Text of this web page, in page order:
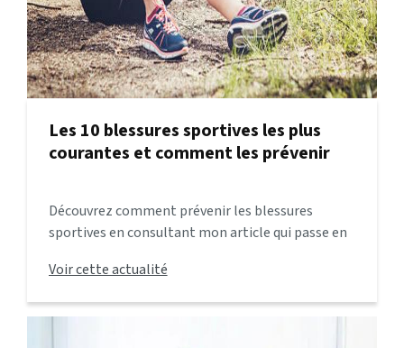
Les 10 blessures sportives les plus
courantes et comment les prévenir
Découvrez comment prévenir les blessures
sportives en consultant mon article qui passe en
fournit des conseils pratiques pour les éviter.
Prenez soin de votre corps et restez actif en
toute sécurité
Voir cette actualité